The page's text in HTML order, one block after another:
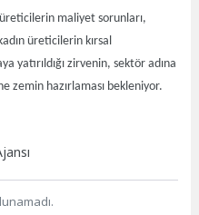
maliyet sorunları,
üreticilerin kırsal
yatırıldığı zirvenin, sektör adına
zemin hazırlaması bekleniyor.